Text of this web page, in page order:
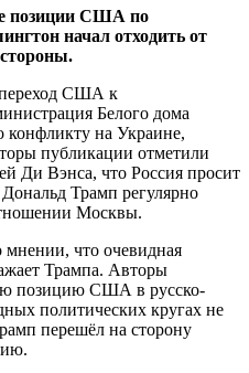
позиции США по
начал отходить от
переход США к
Белого дома
конфликту на Украине,
публикации отметили
Ди Вэнса, что Россия просит
Трамп регулярно
Москвы.
мнении, что очевидная
Трампа. Авторы
позицию США в русско-
политических кругах не
перешёл на сторону